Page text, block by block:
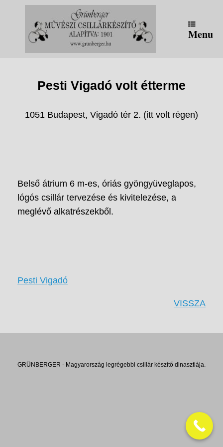
Menu
Pesti Vigadó volt étterme
1051 Budapest, Vigadó tér 2. (itt volt régen)
Belső átrium 6 m-es, óriás gyöngyüveglapos,
lógós csillár tervezése és kivitelezése, a
meglévő alkatrészekből.
Pesti Vigadó
VISSZA
GRÜNBERGER - Magyarország legrégebbi csillár készítő dinasztiája.